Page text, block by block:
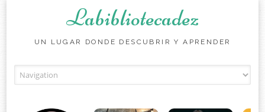
Labibliotecadez
UN LUGAR DONDE DESCUBRIR Y APRENDER